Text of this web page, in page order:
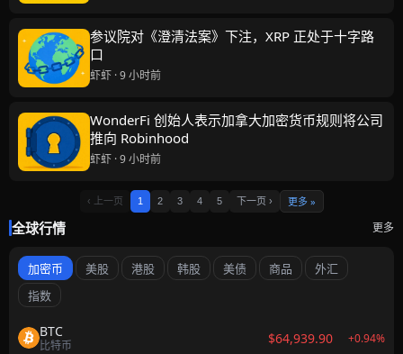
全球行情 更多
加密币 美股 港股 韩股 美债 商品
外汇
指数
BTC
比特币 $64,939.90 +0.94%
参议院对《澄清法案》下注，XRP 正处于十字路
口
虾虾 · 9 小时前
WonderFi 创始人表示加拿大加密货币规则将公司
推向 Robinhood
虾虾 · 9 小时前
‹ 上一页 1 2 3 4 5 下一页 › 更多 »